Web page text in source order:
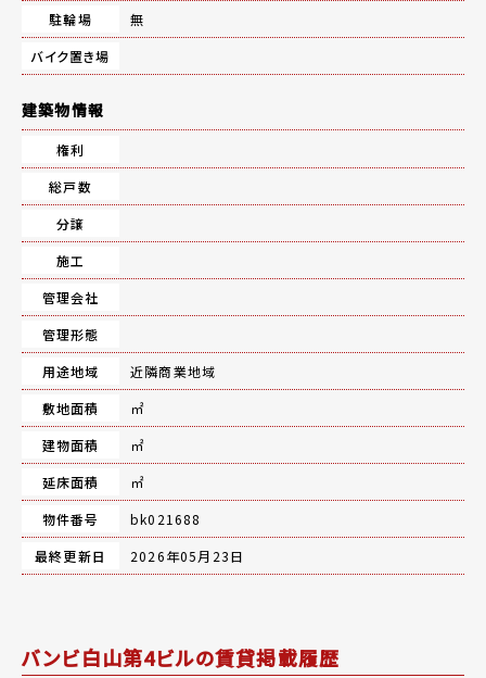
駐輪場
無
バイク置き場
建築物情報
権利
総戸数
分譲
施工
管理会社
管理形態
用途地域
近隣商業地域
敷地面積
㎡
建物面積
㎡
延床面積
㎡
物件番号
bk021688
最終更新日
2026年05月23日
バンビ白山第4ビルの賃貸掲載履歴